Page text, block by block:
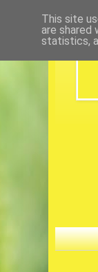
This site
are shared
statistics,